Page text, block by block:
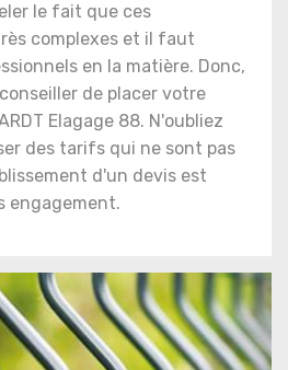
le fait que ces
complexes et il faut
en la matière. Donc,
de placer votre
Elagage 88. N'oubliez
des tarifs qui ne sont pas
d'un devis est
engagement.